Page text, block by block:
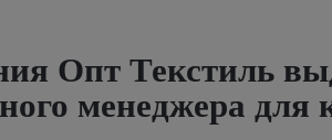
Опт Текстиль
менеджера для